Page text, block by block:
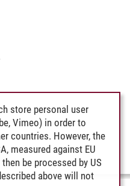
store personal user
Vimeo) in order to
countries. However, the
measured against EU
be processed by US
above will not